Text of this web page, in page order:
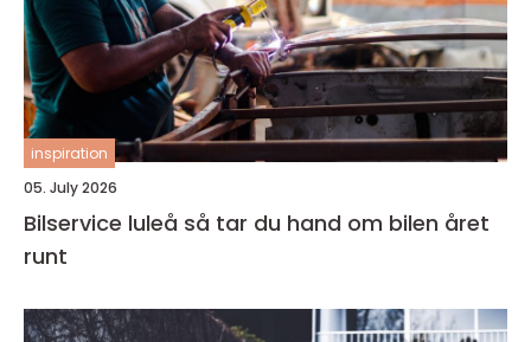
inspiration
05. July 2026
Bilservice luleå så tar du hand om bilen året
runt